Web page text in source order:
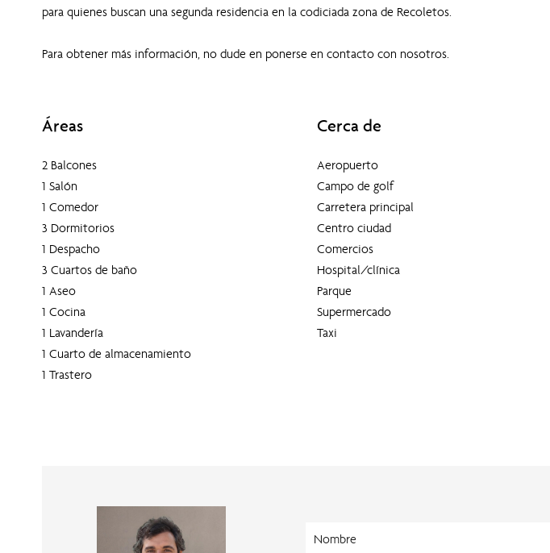
para quienes buscan una segunda residencia en la codiciada zona de Recoletos.
Para obtener más información, no dude en ponerse en contacto con nosotros.
Áreas
2 Balcones
1 Salón
1 Comedor
3 Dormitorios
1 Despacho
3 Cuartos de baño
1 Aseo
1 Cocina
1 Lavandería
1 Cuarto de almacenamiento
1 Trastero
Cerca de
Aeropuerto
Campo de golf
Carretera principal
Centro ciudad
Comercios
Hospital/clínica
Parque
Supermercado
Taxi